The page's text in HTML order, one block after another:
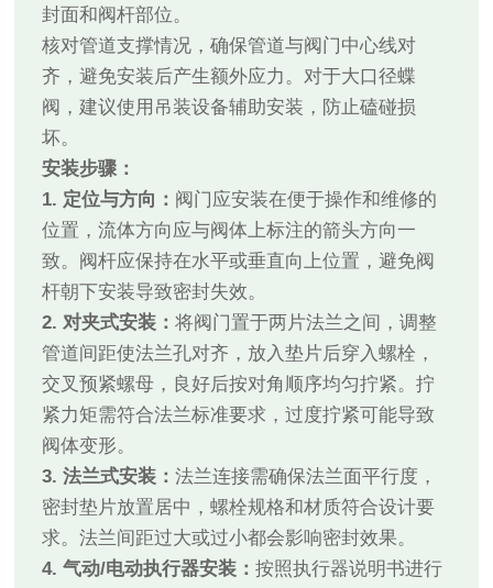
封面和阀杆部位。
核对管道支撑情况，确保管道与阀门中心线对
齐，避免安装后产生额外应力。对于大口径蝶
阀，建议使用吊装设备辅助安装，防止磕碰损
坏。
安装步骤：
1. 定位与方向： 阀门应安装在便于操作和维修的
位置，流体方向应与阀体上标注的箭头方向一
致。阀杆应保持在水平或垂直向上位置，避免阀
杆朝下安装导致密封失效。
2. 对夹式安装：将阀门置于两片法兰之间，调整
管道间距使法兰孔对齐，放入垫片后穿入螺栓，
交叉预紧螺母，良好后按对角顺序均匀拧紧。拧
紧力矩需符合法兰标准要求，过度拧紧可能导致
阀体变形。
3. 法兰式安装：法兰连接需确保法兰面平行度，
密封垫片放置居中，螺栓规格和材质符合设计要
求。法兰间距过大或过小都会影响密封效果。
4. 气动/电动执行器安装：按照执行器说明书进行